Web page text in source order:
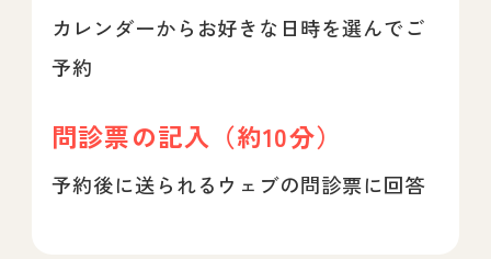
カレンダーからお好きな日時を選んでご
予約
問診票の記入（約10分）
予約後に送られるウェブの問診票に回答